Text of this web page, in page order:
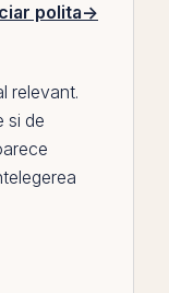
polita→
relevant.
si de